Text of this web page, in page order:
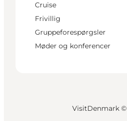
Cruise
Frivillig
Gruppeforespørgsler
Møder og konferencer
VisitDenmark ©